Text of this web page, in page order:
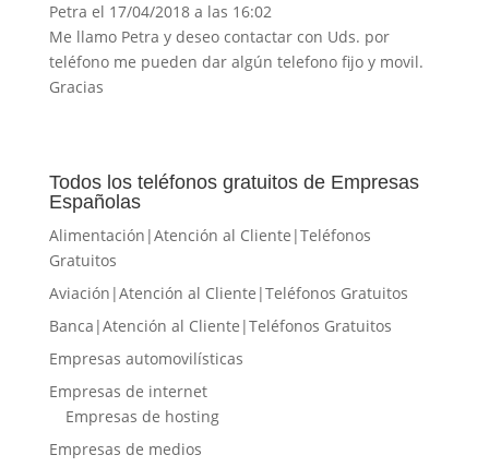
Petra el 17/04/2018 a las 16:02
Me llamo Petra y deseo contactar con Uds. por
teléfono me pueden dar algún telefono fijo y movil.
Gracias
Todos los teléfonos gratuitos de Empresas
Españolas
Alimentación|Atención al Cliente|Teléfonos
Gratuitos
Aviación|Atención al Cliente|Teléfonos Gratuitos
Banca|Atención al Cliente|Teléfonos Gratuitos
Empresas automovilísticas
Empresas de internet
Empresas de hosting
Empresas de medios